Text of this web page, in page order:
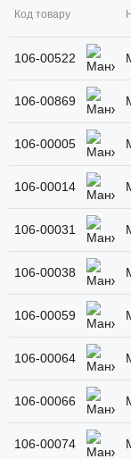
Код товару
106-00522
106-00869
106-00005
106-00014
106-00031
106-00038
106-00059
106-00064
106-00066
106-00074